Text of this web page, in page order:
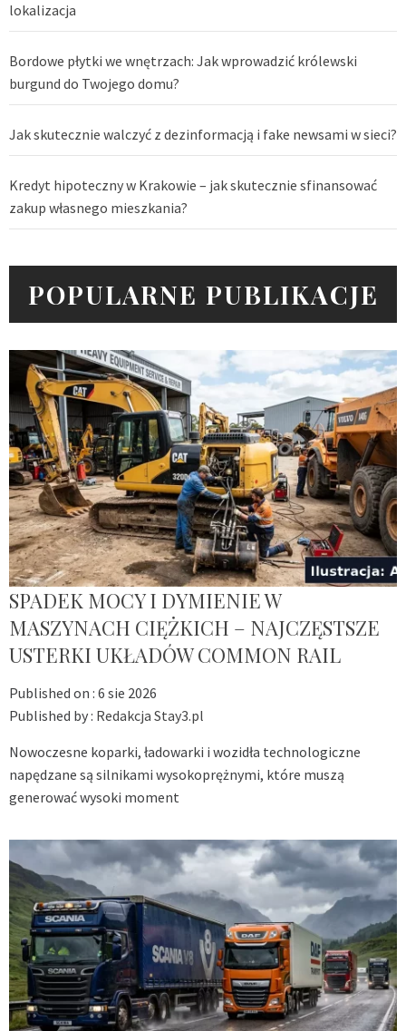
lokalizacja
Bordowe płytki we wnętrzach: Jak wprowadzić królewski
burgund do Twojego domu?
Jak skutecznie walczyć z dezinformacją i fake newsami w sieci?
Kredyt hipoteczny w Krakowie – jak skutecznie sfinansować
zakup własnego mieszkania?
POPULARNE PUBLIKACJE
SPADEK MOCY I DYMIENIE W
MASZYNACH CIĘŻKICH – NAJCZĘSTSZE
USTERKI UKŁADÓW COMMON RAIL
Published on : 6 sie 2026
Published by : Redakcja Stay3.pl
Nowoczesne koparki, ładowarki i wozidła technologiczne
napędzane są silnikami wysokoprężnymi, które muszą
generować wysoki moment